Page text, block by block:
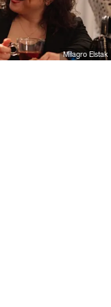
Milagro Elstak